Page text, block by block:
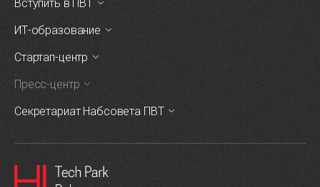
Вступить в ПВТ
ИТ-образование
Стартап-центр
Пресс-центр
Секретариат Набсовета ПВТ